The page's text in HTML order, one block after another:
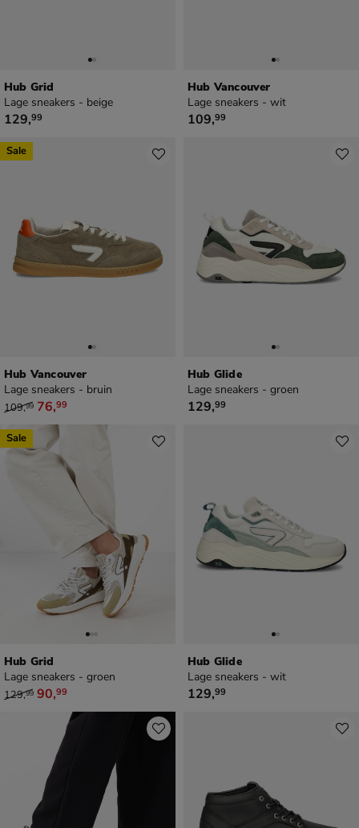
Hub Grid
Lage sneakers - beige
€ 129,99
129,99
Hub Vancouver
Lage sneakers - wit
€ 109,99
109,99
Hub Vancouver
Lage sneakers - bruin
van € 109,99 voor € 76,99
109,99 76,99
Sale
Hub Glide
Lage sneakers - groen
€ 129,99
129,99
Hub Grid
Lage sneakers - groen
van € 129,99 voor € 90,99
129,99 90,99
Sale
Hub Glide
Lage sneakers - wit
€ 129,99
129,99